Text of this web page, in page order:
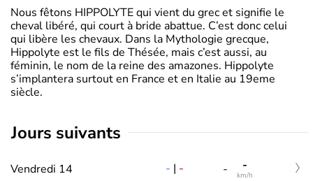
Nous fêtons HIPPOLYTE qui vient du grec et signifie le
cheval libéré, qui court à bride abattue. C’est donc celui
qui libère les chevaux. Dans la Mythologie grecque,
Hippolyte est le fils de Thésée, mais c’est aussi, au
féminin, le nom de la reine des amazones. Hippolyte
s’implantera surtout en France et en Italie au 19eme
siècle.
jours suivants
Vendredi 14 - | - - -
km/h